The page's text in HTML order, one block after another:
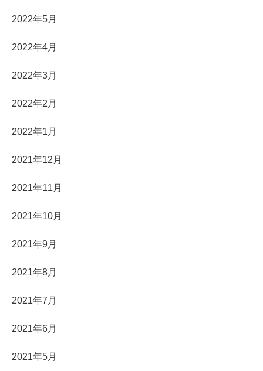
2022年5月
2022年4月
2022年3月
2022年2月
2022年1月
2021年12月
2021年11月
2021年10月
2021年9月
2021年8月
2021年7月
2021年6月
2021年5月